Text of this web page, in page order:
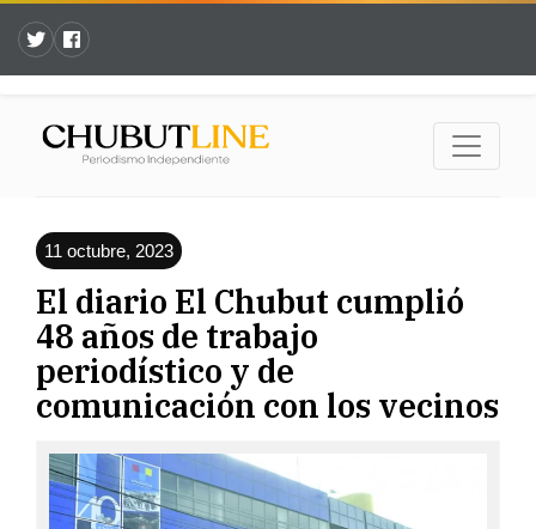
11 octubre, 2023
El diario El Chubut cumplió
48 años de trabajo
periodístico y de
comunicación con los vecinos